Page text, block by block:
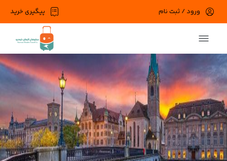
پیگیری خرید ورود / ثبت نام